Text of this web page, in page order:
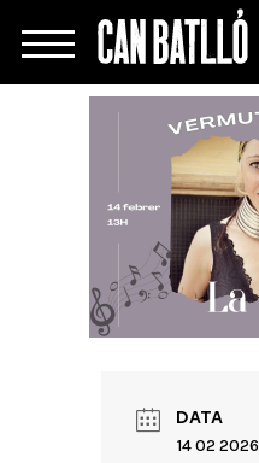
DATA
14 02 2026